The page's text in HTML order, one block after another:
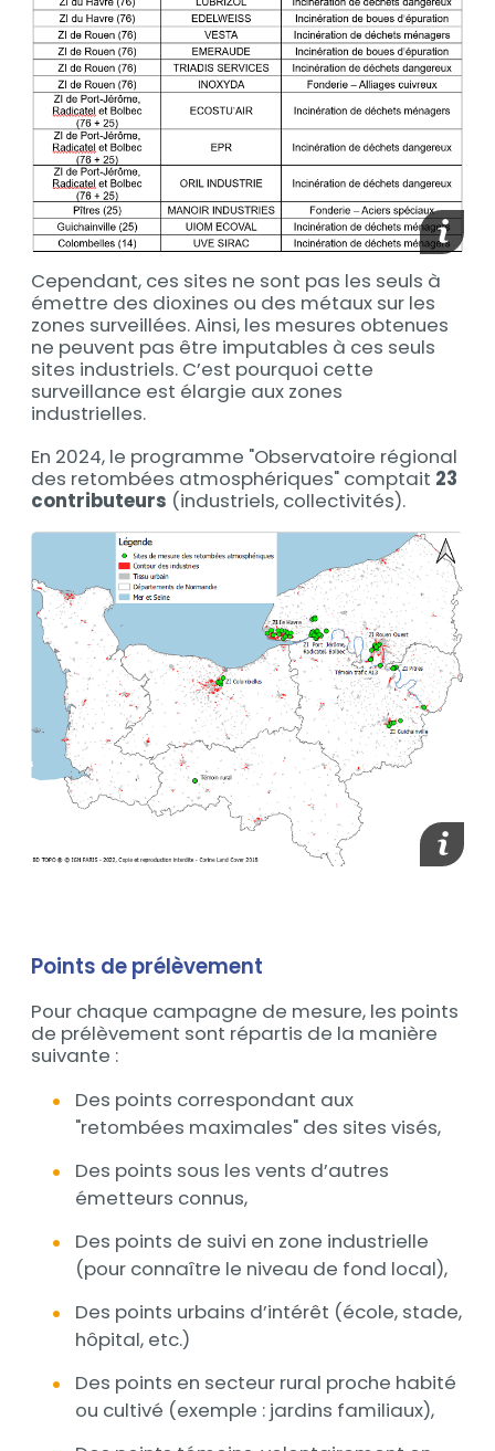
Cependant, ces sites ne sont pas les seuls à
émettre des dioxines ou des métaux sur les
zones surveillées. Ainsi, les mesures obtenues
ne peuvent pas être imputables à ces seuls
sites industriels. C’est pourquoi cette
surveillance est élargie aux zones
industrielles.
En 2024, le programme "Observatoire régional
des retombées atmosphériques" comptait 23
contributeurs (industriels, collectivités).
Points de prélèvement
Pour chaque campagne de mesure, les points
de prélèvement sont répartis de la manière
suivante :
Des points correspondant aux
"retombées maximales" des sites visés,
Des points sous les vents d’autres
émetteurs connus,
Des points de suivi en zone industrielle
(pour connaître le niveau de fond local),
Des points urbains d’intérêt (école, stade,
hôpital, etc.)
Des points en secteur rural proche habité
ou cultivé (exemple : jardins familiaux),